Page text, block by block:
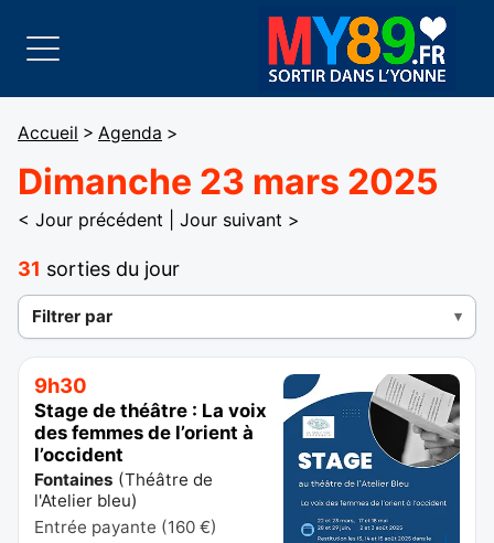
Accueil > Agenda >
Dimanche 23 mars 2025
< Jour précédent Jour suivant >
31 sorties du jour
Filtrer par
9h30
Stage de théâtre : La voix
des femmes de l’orient à
l’occident
Fontaines (Théâtre de
l'Atelier bleu)
Entrée payante (160 €)